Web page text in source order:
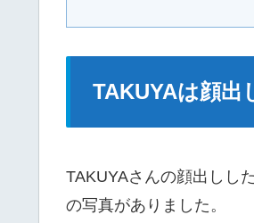
TAKUYAは顔出
TAKUYAさんの顔出しし
の写真がありました。